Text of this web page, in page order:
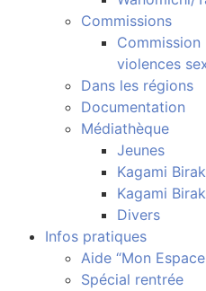
Commissions
violences
Dans les régions
Documentation
Médiathèque
Jeunes
Kagami
Kagami
Divers
Infos pratiques
Aide “Mon Espace
Spécial rentrée